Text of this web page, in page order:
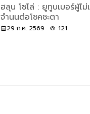
ฮลุน โซโล่ : ยูทูบเบอร์ผู้ไ
จำนนต่อโชคชะตา
29 ก.ค. 2569 121